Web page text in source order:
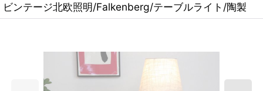
ビンテージ北欧照明/Falkenberg/テーブルライト/陶製